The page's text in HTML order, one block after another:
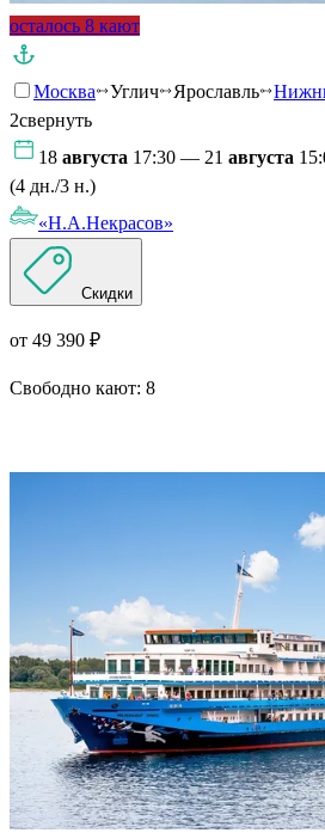
осталось 8 кают
Москва Углич Ярославль
2свернуть
18 августа 17:30 — 21 августа
(4 дн./3 н.)
«Н.А.Некрасов»
Скидки
от 49 390 ₽
Свободно кают: 8